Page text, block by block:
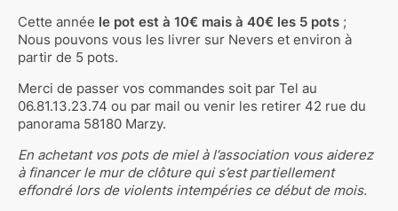
Cette année le pot est à 10€ mais à 40€ les 5 pots ;
Nous pouvons vous les livrer sur Nevers et environ à
partir de 5 pots.
Merci de passer vos commandes soit par Tel au
06.81.13.23.74 ou par mail ou venir les retirer 42 rue du
panorama 58180 Marzy.
En achetant vos pots de miel à l’association vous aiderez
à financer le mur de clôture qui s’est partiellement
effondré lors de violents intempéries ce début de mois.